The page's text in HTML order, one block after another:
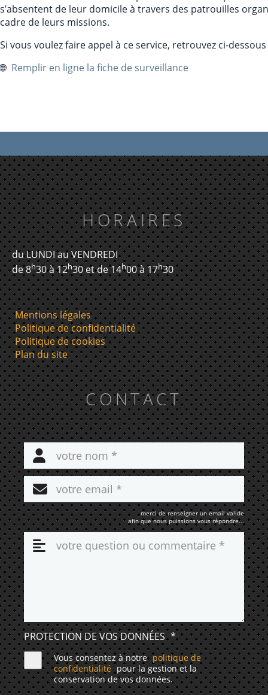
s’absentent de leur domicile à travers des patrouilles
cadre de leurs missions.
Si vous voulez faire appel à ce service, retrouvez ci-dessous
🌐 Remplir en ligne la fiche de surveillance
HORAIRES
du LUNDI au VENDREDI
de 8h30 à 12h30 et de 14h00 à 17h30
Mentions légales
Politique de confidentialité
Politique de cookies
Plan du site
CONTACT
merci de renseigner un email valide
afin que nous puissions vous répondre...
PROTECTION DE VOS DONNÉES *
Vous consentez à notre politique de
confidentialité pour la gestion et la
conservation de vos données.